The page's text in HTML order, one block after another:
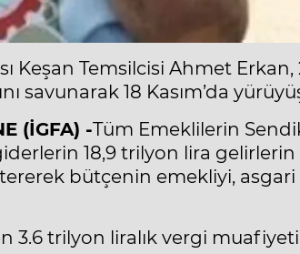
Keşan Temsilcisi Ahmet
savunarak 18 Kasım’da
(İGFA) -Tüm Emeklilerin
18,9 trilyon lira gelirlerin
bütçenin emekliyi,
3.6 trilyon liralık vergi